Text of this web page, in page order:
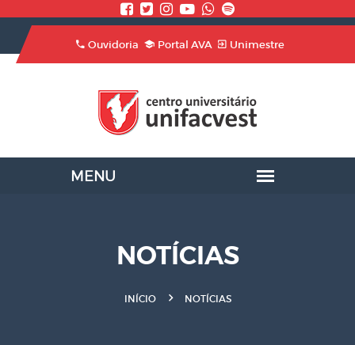
Ouvidoria Portal AVA Unimestre
NOTÍCIAS
INÍCIO NOTÍCIAS